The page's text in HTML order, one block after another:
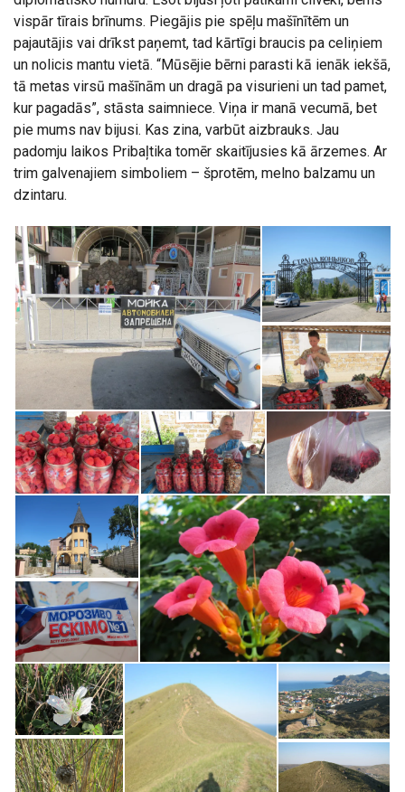
vispār tīrais brīnums. Piegājis pie spēļu mašīnītēm un
pajautājis vai drīkst paņemt, tad kārtīgi braucis pa celiņiem
un nolicis mantu vietā. “Mūsējie bērni parasti kā ienāk iekšā,
tā metas virsū mašīnām un dragā pa visurieni un tad pamet,
kur pagadās”, stāsta saimniece. Viņa ir manā vecumā, bet
pie mums nav bijusi. Kas zina, varbūt aizbrauks. Jau
padomju laikos Pribaļtika tomēr skaitījusies kā ārzemes. Ar
trim galvenajiem simboliem – šprotēm, melno balzamu un
dzintaru.